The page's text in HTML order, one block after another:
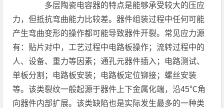
多层陶瓷电容器的特点是能够承受较大的压应
力，但抵抗弯曲能力比较差。器件组装过程中任何可能
产生弯曲变形的操作都可能导致器件开裂。常见应力源
有：贴片对中，工艺过程中电路板操作；流转过程中的
人、设备、重力等因素；通孔元器件插入；电路测试、
单板分割；电路板安装；电路板定位铆接；螺丝安装
等。该类裂纹一般起源于器件上下金属化端，沿45℃角
向器件内部扩展。该类缺陷也是实际发生最多的一种类